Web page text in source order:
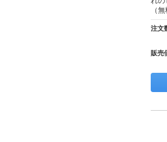
（
注文
販売